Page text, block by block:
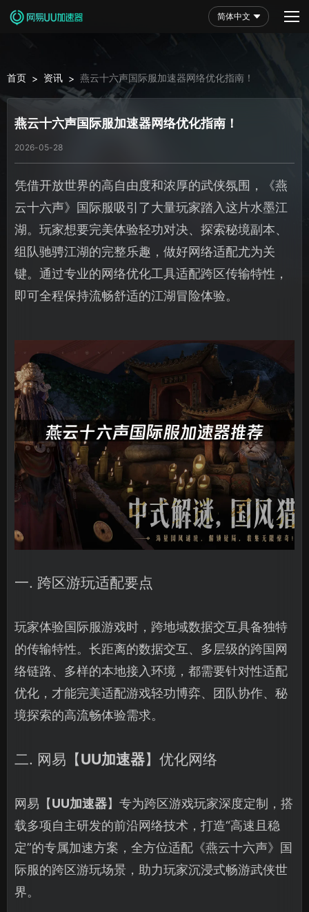
简体中文
首页 > 资讯 > 燕云十六声国际服加速器网络优化指南！
燕云十六声国际服加速器网络优化指南！
2026-05-28
凭借开放世界的高自由度和浓厚的武侠氛围，《燕
云十六声》国际服吸引了大量玩家踏入这片水墨江
湖。玩家想要完美体验轻功对决、探索秘境副本、
组队驰骋江湖的完整乐趣，做好网络适配尤为关
键。通过专业的网络优化工具适配跨区传输特性，
即可全程保持流畅舒适的江湖冒险体验。
一. 跨区游玩适配要点
玩家体验国际服游戏时，跨地域数据交互具备独特
的传输特性。长距离的数据交互、多层级的跨国网
络链路、多样的本地接入环境，都需要针对性适配
优化，才能完美适配游戏轻功博弈、团队协作、秘
境探索的高流畅体验需求。
二. 网易【UU加速器】优化网络
网易【UU加速器】专为跨区游戏玩家深度定制，搭
载多项自主研发的前沿网络技术，打造“高速且稳
定”的专属加速方案，全方位适配《燕云十六声》国
际服的跨区游玩场景，助力玩家沉浸式畅游武侠世
界。